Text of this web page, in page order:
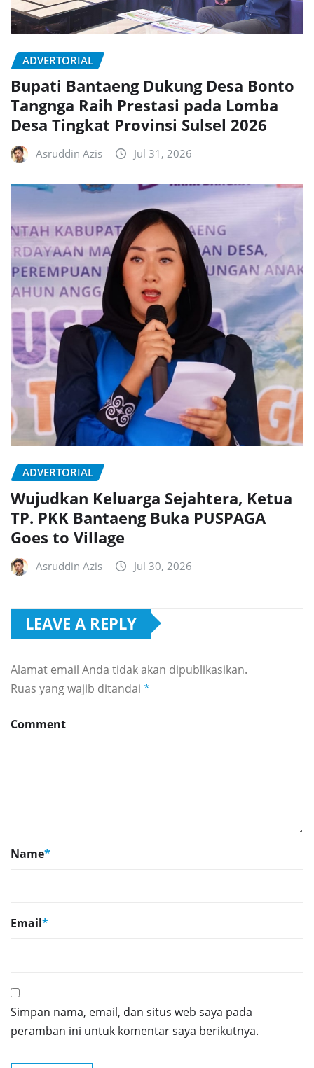
ADVERTORIAL
Bupati Bantaeng Dukung Desa Bonto
Tangnga Raih Prestasi pada Lomba
Desa Tingkat Provinsi Sulsel 2026
Asruddin Azis Jul 31, 2026
ADVERTORIAL
Wujudkan Keluarga Sejahtera, Ketua
TP. PKK Bantaeng Buka PUSPAGA
Goes to Village
Asruddin Azis Jul 30, 2026
LEAVE A REPLY
Alamat email Anda tidak akan dipublikasikan.
Ruas yang wajib ditandai *
Comment
Name*
Email*
Simpan nama, email, dan situs web saya pada
peramban ini untuk komentar saya berikutnya.